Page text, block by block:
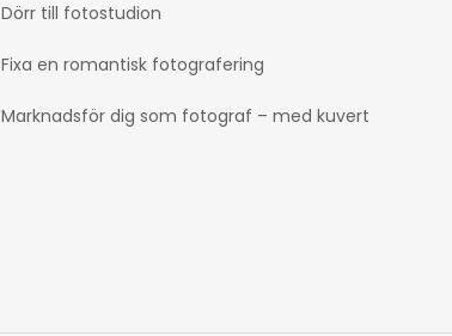
Dörr till fotostudion
Fixa en romantisk fotografering
Marknadsför dig som fotograf – med kuvert